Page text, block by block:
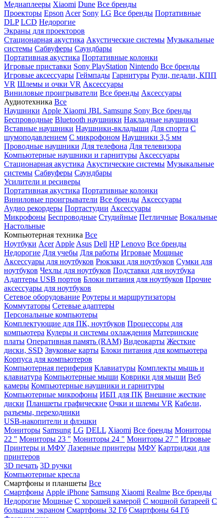
Медиаплееры Xiaomi Dune Все бренды
Проекторы Epson Acer Sony LG Все бренды Портативные
DLP LCD Недорогие
Экраны для проекторов
Стационарная акустика Акустические системы Музыкальные
системы Сабвуферы Саундбары
Портативная акустика Портативные колонки
Игровые приставки Sony PlayStation Nintendo Все бренды
Игровые аксессуары Геймпады Гарнитуры Рули, педали, КПП
VR Шлемы и очки VR Аксессуары
Виниловые проигрыватели Все бренды Аксессуары
Аудиотехника Все
Наушники Apple Xiaomi JBL Samsung Sony Все бренды
Беспроводные Bluetooth наушники Накладные наушники
Вставные наушники Наушники-вкладыши Для спорта С
шумоподавлением С микрофоном Наушники 3,5 мм
Проводные наушники Для телефона Для телевизора
Компьютерные наушники и гарнитуры Аксессуары
Стационарная акустика Акустические системы Музыкальные
системы Сабвуферы Саундбары
Усилители и ресиверы
Портативная акустика Портативные колонки
Виниловые проигрыватели Все бренды Аксессуары
Аудио рекордеры Портастудии Аксессуары
Микрофоны Беспроводные Студийные Петличные Вокальные
Настольные
Компьютерная техника Все
Ноутбуки Acer Apple Asus Dell HP Lenovo Все бренды
Недорогие Для учебы Для работы Игровые Мощные
Аксессуары для ноутбуков Рюкзаки для ноутбуков Сумки для
ноутбуков Чехлы для ноутбуков Подставки для ноутбука
Адаптеры USB портов Блоки питания для ноутбуков Прочие
аксессуары для ноутбуков
Сетевое оборудование Роутеры и маршрутизаторы
Коммутаторы Сетевые адаптеры
Персональные компьютеры
Комплектующие для ПК, ноутбуков Процессоры для
компьютера Кулеры и системы охлаждения Материнские
платы Оперативная память (RAM) Видеокарты Жесткие
диски, SSD Звуковые карты Блоки питания для компьютера
Корпуса для компьютеров
Компьютерная периферия Клавиатуры Комплекты мышь и
клавиатура Компьютерные мыши Коврики для мыши Веб
камеры Компьютерные наушники и гарнитуры
Компьютерные микрофоны ИБП для ПК Внешние жесткие
диски Планшеты графические Очки и шлемы VR Кабели,
разъемы, переходники
USB-накопители и флэшки
Мониторы Samsung LG DELL Xiaomi Все бренды Мониторы
22 " Мониторы 23 " Мониторы 24 " Мониторы 27 " Игровые
Принтеры и МФУ Лазерные принтеры МФУ Картриджи для
принтеров
3D печать 3D ручки
Компьютерные кресла
Смартфоны и планшеты Все
Смартфоны Apple iPhone Samsung Xiaomi Realme Все бренды
Недорогие Мощные С хорошей камерой С мощной батареей С
большим экраном Смартфоны 32 Гб Смартфоны 64 Гб